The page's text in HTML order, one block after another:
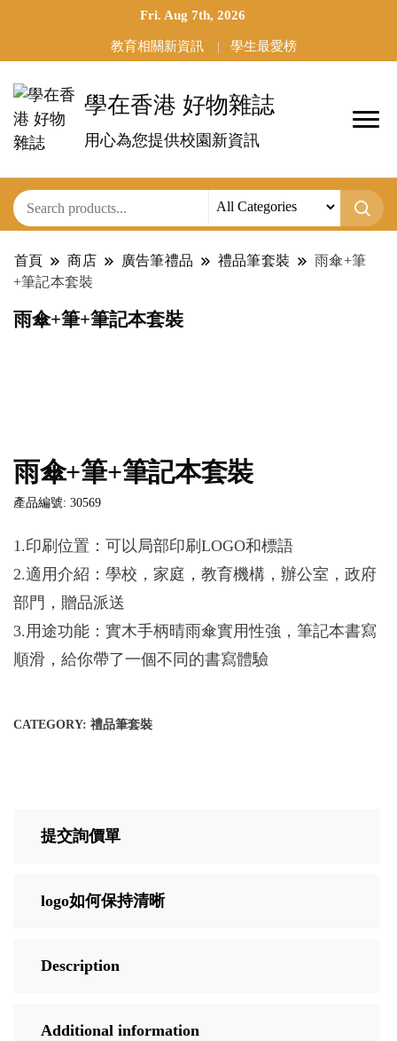
Fri. Aug 7th, 2026
教育相關新資訊 學生最愛榜
學在香港 好物雜誌
用心為您提供校園新資訊
首頁 商店 廣告筆禮品 禮品筆套裝
雨傘+筆
+筆記本套裝
雨傘+筆+筆記本套裝
雨傘+筆+筆記本套裝
產品編號: 30569
1.印刷位置：可以局部印刷LOGO和標語
2.適用介紹：學校，家庭，教育機構，辦公室，政府
部門，贈品派送
3.用途功能：實木手柄晴雨傘實用性強，筆記本書寫
順滑，給你帶了一個不同的書寫體驗
CATEGORY: 禮品筆套裝
提交詢價單
logo如何保持清晰
Description
Additional information